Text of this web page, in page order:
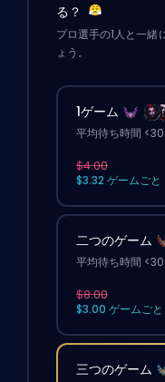
る？
プロ選手の1人と一緒
ょう。
1ゲーム
平均待ち時間
$4.00
$3.32 ゲームごと
二つのゲーム
平均待ち時間
$8.00
$3.00 ゲームごと
三つのゲーム